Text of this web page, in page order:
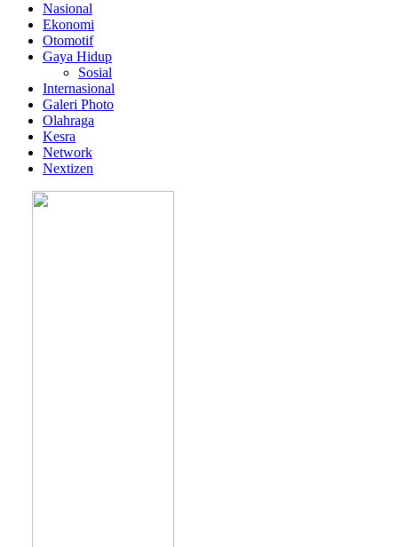
Nasional
Ekonomi
Otomotif
Gaya Hidup
Sosial
Internasional
Galeri Photo
Olahraga
Kesra
Network
Nextizen